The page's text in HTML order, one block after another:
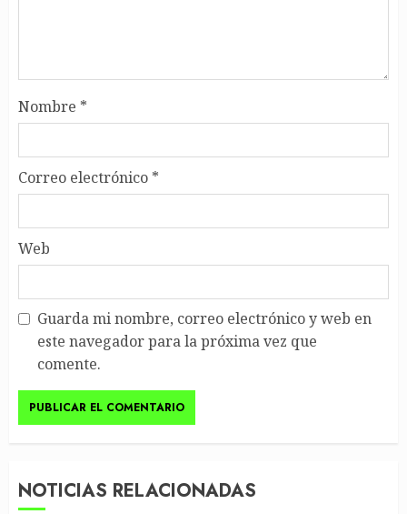
Nombre *
Correo electrónico *
Web
Guarda mi nombre, correo electrónico y web en
este navegador para la próxima vez que
comente.
NOTICIAS RELACIONADAS